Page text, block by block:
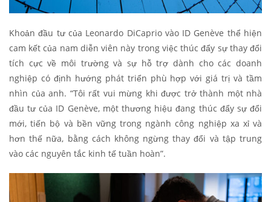
Khoản đầu tư của Leonardo DiCaprio vào ID Genève thể hiện
cam kết của nam diễn viên này trong việc thúc đẩy sự thay đổi
tích cực về môi trường và sự hỗ trợ dành cho các doanh
nghiệp có định hướng phát triển phù hợp với giá trị và tầm
nhìn của anh. “Tôi rất vui mừng khi được trở thành một nhà
đầu tư của ID Genève, một thương hiệu đang thúc đẩy sự đổi
mới, tiến bộ và bền vững trong ngành công nghiệp xa xỉ và
hơn thế nữa, bằng cách không ngừng thay đổi và tập trung
vào các nguyên tắc kinh tế tuần hoàn”.